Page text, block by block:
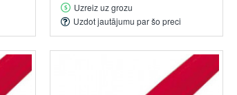
Uzreiz uz grozu
Uzdot jautājumu par šo preci